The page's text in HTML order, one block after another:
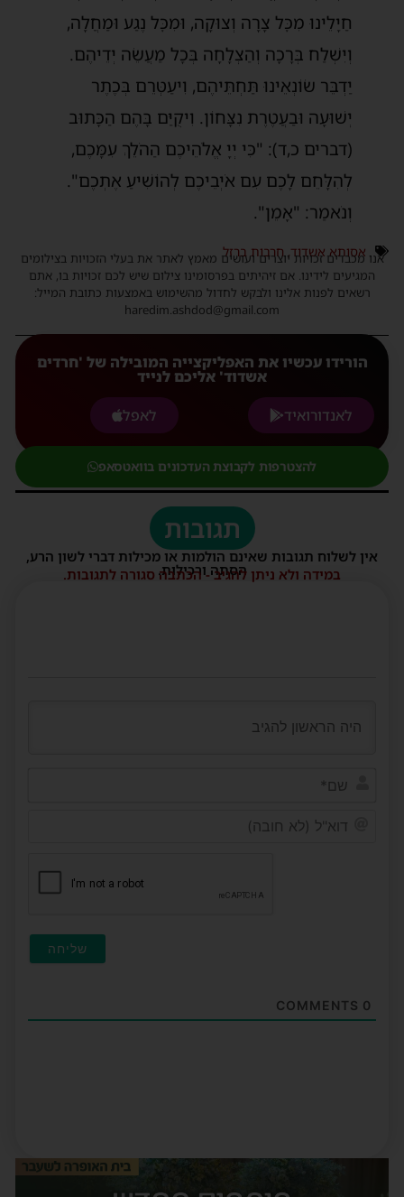
חַיָלֵינוּ מִכׇּל צָרָה וְצוּקָה, וּמִכׇּל נֶגַע וּמַחֲלָה,
וְיִשְׁלַח בְּרָכָה וְהַצְלָחָה בְּכָל מַעֲשֵׂה יְדֵיהֶם.
יַדְבֵּר שׂוֹנְאֵינוּ תַּחְתֵּיהֶם, וִיעַטְּרֵם בְּכֶתֶר
יְשׁוּעָה וּבַעֲטֶרֶת נִצָּחוֹן. וִיקֻיַּם בָּהֶם הַכָּתוּב
(דברים כ,ד): "כִּי יְיָ אֱלֹהֵיכֶם הַהֹלֵךְ עִמָּכֶם,
לְהִלָּחֵם לָכֶם עִם אֹיְבֵיכֶם לְהוֹשִׁיעַ אֶתְכֶם".
וְנֹאמַר: "אָמֵן".
אסותא אשדוד, חרבות ברזל
אנו מכבדים זכויות יוצרים ועושים מאמץ לאתר את בעלי הזכויות בצילומים
המגיעים לידינו. אם זיהיתים בפרסומינו צילום שיש לכם זכויות בו, אתם
רשאים לפנות אלינו ולבקש לחדול מהשימוש באמצעות כתובת המייל:
haredim.ashdod@gmail.com
הורידו עכשיו את האפליקצייה המובילה של 'חרדים
אשדוד' אליכם לנייד
לאנדורואיד
לאפל
להצטרפות לקבוצת העדכונים בוואטסאפ
תגובות
אין לשלוח תגובות שאינם הולמות או מכילות דברי לשון הרע,
הסתה ורכילות.
במידה ולא ניתן להגיב - הכתבה סגורה לתגובות.
0